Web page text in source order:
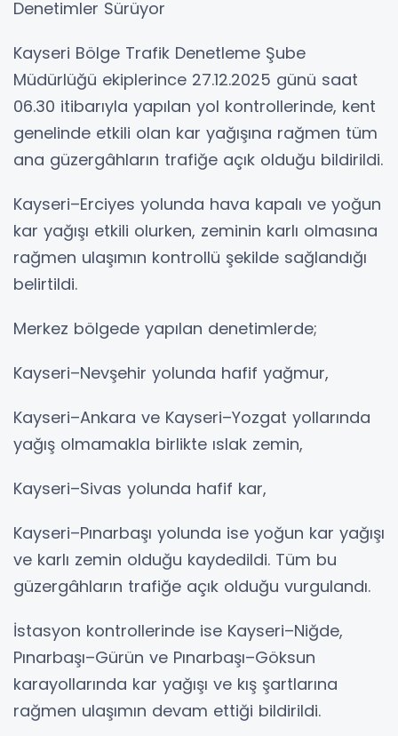
Denetimler Sürüyor
Kayseri Bölge Trafik Denetleme Şube
Müdürlüğü ekiplerince 27.12.2025 günü saat
06.30 itibarıyla yapılan yol kontrollerinde, kent
genelinde etkili olan kar yağışına rağmen tüm
ana güzergâhların trafiğe açık olduğu bildirildi.
Kayseri–Erciyes yolunda hava kapalı ve yoğun
kar yağışı etkili olurken, zeminin karlı olmasına
rağmen ulaşımın kontrollü şekilde sağlandığı
belirtildi.
Merkez bölgede yapılan denetimlerde;
Kayseri–Nevşehir yolunda hafif yağmur,
Kayseri–Ankara ve Kayseri–Yozgat yollarında
yağış olmamakla birlikte ıslak zemin,
Kayseri–Sivas yolunda hafif kar,
Kayseri–Pınarbaşı yolunda ise yoğun kar yağışı
ve karlı zemin olduğu kaydedildi. Tüm bu
güzergâhların trafiğe açık olduğu vurgulandı.
İstasyon kontrollerinde ise Kayseri–Niğde,
Pınarbaşı–Gürün ve Pınarbaşı–Göksun
karayollarında kar yağışı ve kış şartlarına
rağmen ulaşımın devam ettiği bildirildi.